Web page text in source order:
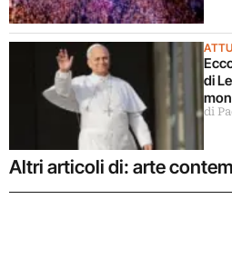
di
di
Altri articoli di: arte